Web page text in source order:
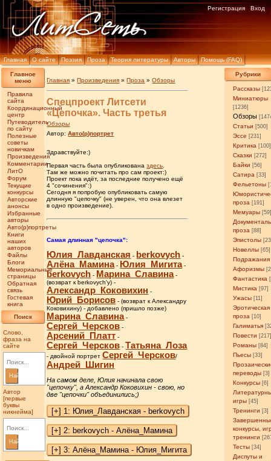
Главная О сайте Поэзия Проза Теория литературы Авторы Помощь (FAQ)
Регистрация Вход
Главное
меню
Правила
сайта
Координационный
центр
Путеводитель
по сайту
Полезные
советы
новичкам
Произведения
Комментарии
ЛитО
Форум
Текущие
конкурсы
Авторские
анонсы
Избранные
авторы
Авто(р)портреты
Книги
наших
авторов
Файлы
Блоги
Мемориальные
страницы
Обратная
связь
Гостевая
книга
Поиск
Слово,
фраза на
сайте
Найти
Автор
[первые
буквы
никнейма]
Найти
Рубрики
Рассказы
Миниатюры
[1236]
Обзоры
Статьи [500]
Эссе [231]
Критика [100]
Сказки [272]
Байки [56]
Сатира [33]
Фельетоны
проза [191]
Мемуары
проза [88]
Эпистолы
Новеллы [65]
Подражания
Афоризмы
Фантастика
Мистика [97]
Ужасы [11]
Эротическая
проза [10]
Галиматья
Повести
Романы [84]
Пьесы [33]
переводы [3]
Конкурсы [6]
игры [45]
Тренинги [3]
конкурсы,
тренинги
Тесты [34]
Диспуты и
Главная »Произведения »Проза »Обзоры
Спецпроект Литсети
«Цепочка». Часть третья
Обзоры
Автор:Авто(р)портрет
Здравствуйте:)
Первая часть была опубликованаздесь
Там же можно почитать про сам проект:)
Проект пока идёт, за последние получено ещё
4 "сочинения":)
Сегодня я попробую опубликовать самую
длинную "цепочку" (не уверен, что она влезет
в одно произведение).
Самая длинная "цепочка":
Юлия_Лавданская - berkovych -
Алёна_Мамина- Юлия_Мигита-
berkovych - Марина_Славина-
(возврат к berkovych'у) -
Александр_Коковихин -
Юрий_Борисов - (возврат к Александру
Коковихину) - добавлено (пришло позже)
Марина_Славина-
Сергей_Черсков -
Арсений_Платт -
Сергей_Черсков - Татьяна_Лоза
- двойной портретСергей_Черсков/
Андрей_Шигин
На самом деле, Юлия начинала свою
"цепочку", а Александр Коковихин - свою, но
две "цепочки" объединились;)